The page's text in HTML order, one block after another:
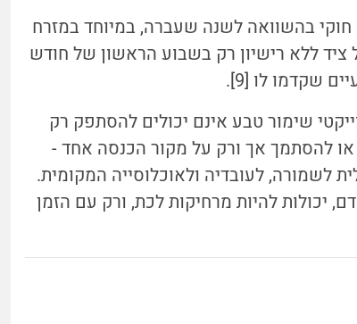
חוקי בהשוואה לשנה שעברה, במיוחד במזרח
נרשמו כ-144 מקרים של ציד ללא רישיון רק בשבוע הראשון של חודש
שקדמו לו [9].
שימור טבע אינם יכולים להסתפק רק
על שמורות טבע (שמורות על הנייר [10]) או להסתמך אך ורק על מקור הכנסה אחד -
לשמורה, לעובדיה ולאוכלוסייה המקומית.
יכולות להיות מרחיקות לכת, ורק עם הזמן